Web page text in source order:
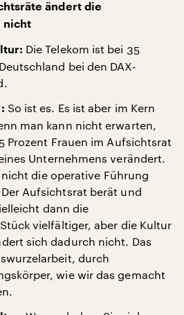
ändert die
nicht
Die Telekom ist bei 35
bei den DAX-
So ist es. Es ist aber im Kern
man kann nicht erwarten,
Prozent Frauen im Aufsichtsrat
Unternehmens verändert.
die operative Führung
Aufsichtsrat berät und
dann die
vielfältiger, aber die Kultur
sich dadurch nicht. Das
durch
wie wir das gemacht